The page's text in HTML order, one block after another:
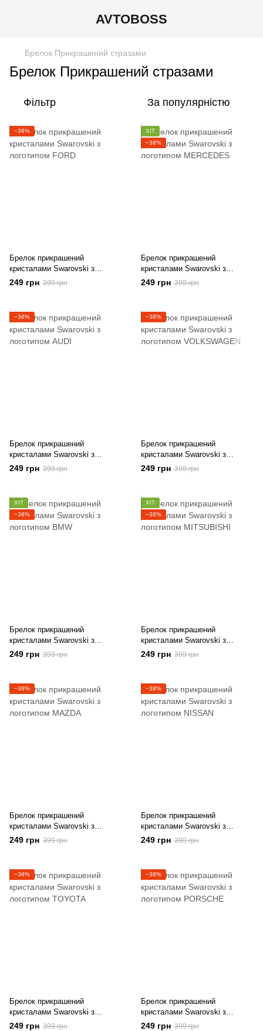
AVTOBOSS
Брелок Прикрашений стразами
Брелок Прикрашений стразами
Фільтр За популярністю
−38%
Брелок прикрашений
кристалами Swarovski з
логотипом FORD
249 грн 399 грн
ХІТ
−38%
Брелок прикрашений
кристалами Swarovski з
логотипом MERCEDES
249 грн 399 грн
−38%
Брелок прикрашений
кристалами Swarovski з
логотипом AUDI
249 грн 399 грн
−38%
Брелок прикрашений
кристалами Swarovski з
логотипом VOLKSWAGEN
249 грн 399 грн
ХІТ
−38%
Брелок прикрашений
кристалами Swarovski з
логотипом BMW
249 грн 399 грн
ХІТ
−38%
Брелок прикрашений
кристалами Swarovski з
логотипом MITSUBISHI
249 грн 399 грн
−38%
Брелок прикрашений
кристалами Swarovski з
логотипом MAZDA
249 грн 399 грн
−38%
Брелок прикрашений
кристалами Swarovski з
логотипом NISSAN
249 грн 399 грн
−38%
Брелок прикрашений
кристалами Swarovski з
логотипом TOYOTA
249 грн 399 грн
−38%
Брелок прикрашений
кристалами Swarovski з
логотипом PORSCHE
249 грн 399 грн